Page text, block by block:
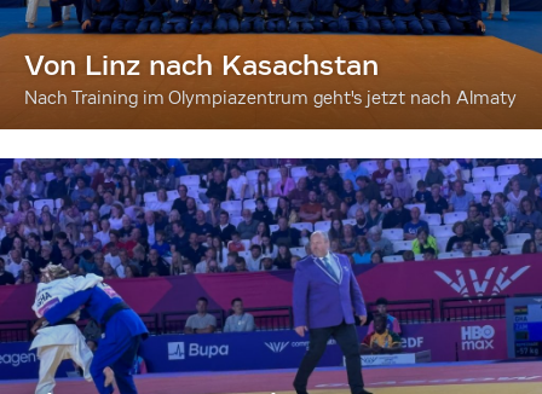
Von Linz nach Kasachstan
Nach Training im Olympiazentrum geht's jetzt nach Almaty